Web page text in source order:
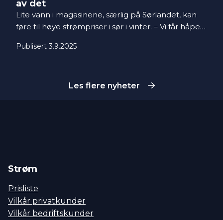
av det
Lite vann i magasinene, særlig på Sørlandet, kan
føre til høye strømpriser i sør i vinter. – Vi får håpe
Mathisen i Gudbrandsdal Energi. I den nordlige
Publisert 3.9.2025
Les flere nyheter
Strøm
Prisliste
Vilkår privatkunder
Vilkår bedriftskunder